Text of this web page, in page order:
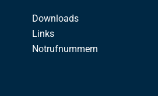
Downloads
Links
Notrufnummern